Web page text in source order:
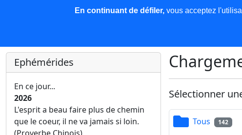
Les nouvelles Base de données Plus
Ephémérides
En ce jour...
2026
L'esprit a beau faire plus de chemin
que le coeur, il ne va jamais si loin.
Sélectionner
Tous 142
En continuant de défiler,vous acceptez